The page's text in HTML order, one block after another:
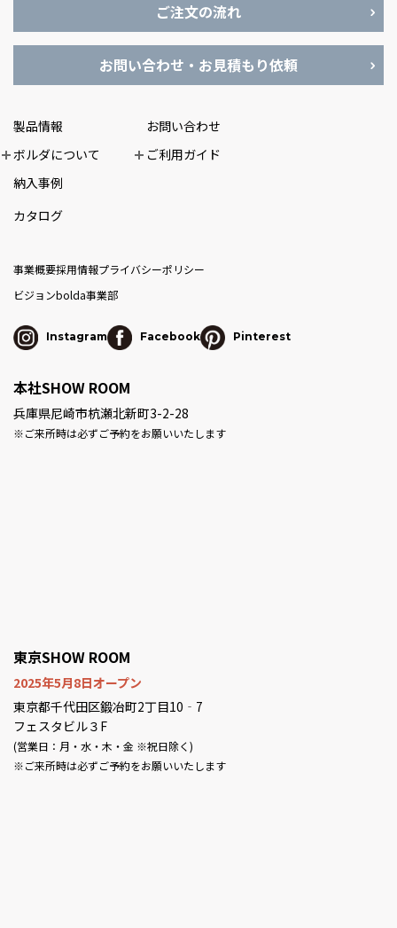
ご注文の流れ
お問い合わせ・お見積もり依頼
製品情報
ボルダについて
納入事例
カタログ
お問い合わせ
ご利用ガイド
事業概要採用情報プライバシーポリシー
ビジョンbolda事業部
Instagram Facebook Pinterest
本社SHOW ROOM
兵庫県尼崎市杭瀬北新町3-2-28
※ご来所時は必ずご予約をお願いいたします
東京SHOW ROOM
2025年5月8日オープン
東京都千代田区鍛冶町2丁目10‐7
フェスタビル３F
(営業日：月・水・木・金 ※祝日除く)
※ご来所時は必ずご予約をお願いいたします